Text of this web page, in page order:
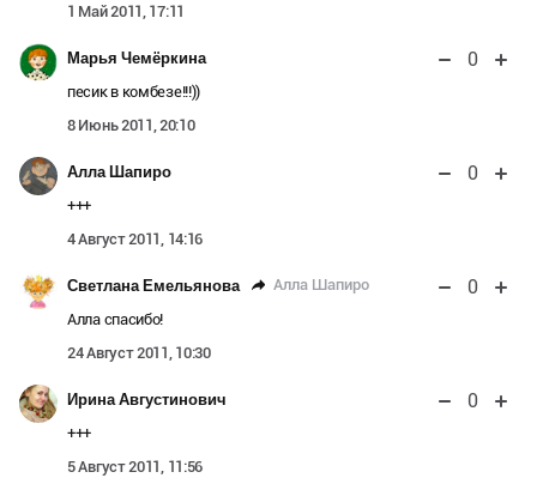
1 Май 2011, 17:11
Марья Чемёркина 0
песик в комбезе!!!))
8 Июнь 2011, 20:10
Алла Шапиро 0
+++
4 Август 2011, 14:16
Светлана Емельянова Алла Шапиро 0
Алла спасибо!
24 Август 2011, 10:30
Ирина Августинович 0
+++
5 Август 2011, 11:56